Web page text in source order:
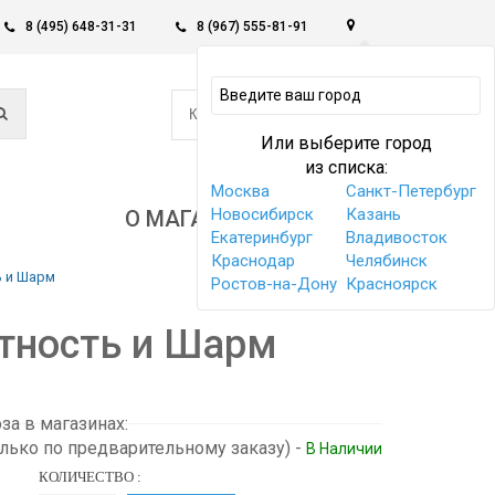
8 (495) 648-31-31 8 (967) 555-81-91
Или выберите город
из списка:
Москва
Санкт-Петербург
Новосибирск
Казань
Екатеринбург
Владивосток
Краснодар
Челябинск
Ростов-на-Дону Красноярск
КОРЗИНА -
0
О МАГАЗИНЕ
и Шарм
и Шарм
в магазинах:
по предварительному заказу) - В Наличии
КОЛИЧЕСТВО :